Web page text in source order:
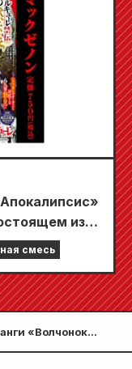
из 5
Zenon,
поступит
смесь
«Волчонок
выйдет 19